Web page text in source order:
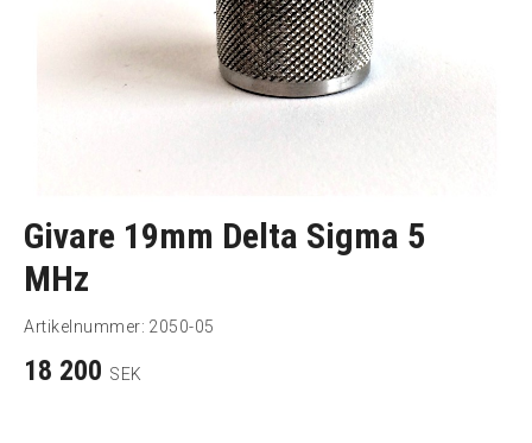
Givare 19mm Delta Sigma 5
MHz
Artikelnummer: 2050-05
18 200 SEK